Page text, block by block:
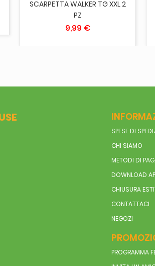
SCARPETTA WALKER TG XXL 2
PZ
9,99 €
SPESE DI
CHI SIAMO
METODI DI
DOWNLOAD
CHIUSURA
CONTATTACI
NEGOZI
PROGRAMMA